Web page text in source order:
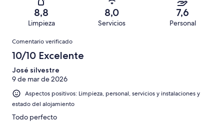
puntuación
puntuación
puntuación
Normal
una
puntuación
Mediocre
15
una
puntuación
de
Horrible
8,8
Limpieza
8,0
Servicios
7,6
Personal
Comentarios
Comentario verificado
10/10 Excelente
José silvestre
9 de mar de 2026
Aspectos positivos: Limpieza, personal, servicios y instalaciones y
estado del alojamiento
Todo perfecto